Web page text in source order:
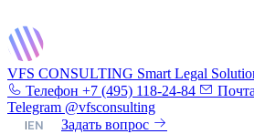
VFS CONSULTING Smart Legal
Телефон +7 (495) 118-24-84 Почта
Telegram @vfsconsulting
|EN Задать вопрос